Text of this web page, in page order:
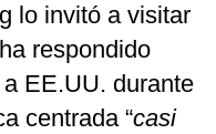
lo invitó a visitar
respondido
EE.UU. durante
centrada “casi